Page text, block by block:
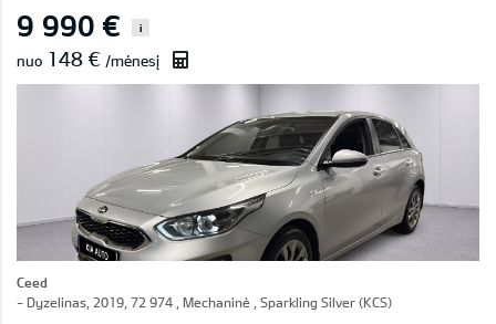
9 990 € i
nuo 148 € /mėnesį
Ceed
- Dyzelinas, 2019, 72 974 , Mechaninė , Sparkling Silver (KCS)